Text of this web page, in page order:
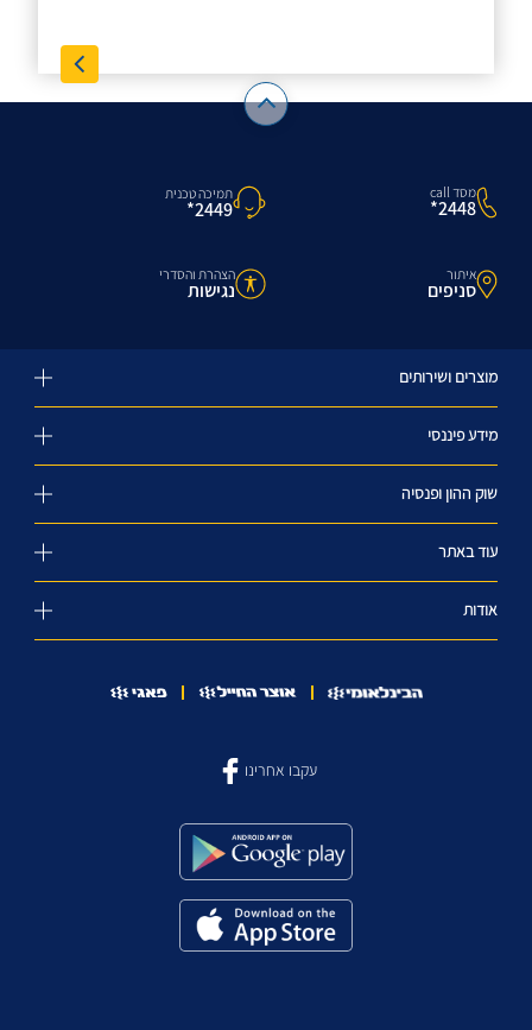
מסד call
2448*
תמיכה טכנית
2449*
איתור
סניפים
הצהרת והסדרי
נגישות
מוצרים ושירותים
מידע פיננסי
שוק ההון ופנסיה
עוד באתר
אודות
עקבו אחרינו